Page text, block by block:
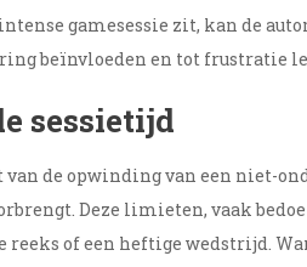
gamesessie zit, kan de
beïnvloeden en tot frustratie
sessietijd
de opwinding van een niet-
Deze limieten, vaak
reeks of een heftige wedstrijd.